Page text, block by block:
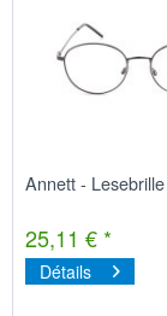
Annett - Lesebrille
25,11 € *
Détails